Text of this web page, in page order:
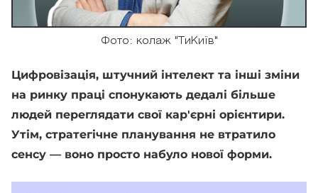
Фото: колаж "ТиКиїв"
Цифровізація, штучний інтелект та інші зміни
на ринку праці спонукають дедалі більше
людей переглядати свої кар'єрні орієнтири.
Утім, стратегічне планування не втратило
сенсу — воно просто набуло нової форми.